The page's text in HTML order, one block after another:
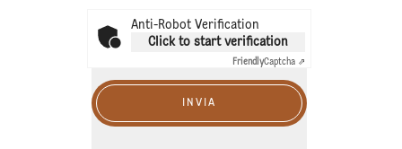
Anti-Robot Verification
Click to start verification
FriendlyCaptcha ⇗
INVIA